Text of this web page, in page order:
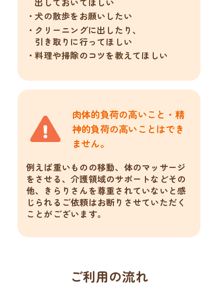
犬の散歩をお願いしたい
クリーニングに出したり、
引き取りに行ってほしい
料理や掃除のコツを教えてほしい
肉体的負荷の高いこと・精
神的負荷の高いことはでき
ません。
例えば重いものの移動、体のマッサージ
をさせる、介護領域のサポートなどその
他、きらりさんを尊重されていないと感
じられるご依頼はお断りさせていただく
ことがございます。
ご利用の流れ